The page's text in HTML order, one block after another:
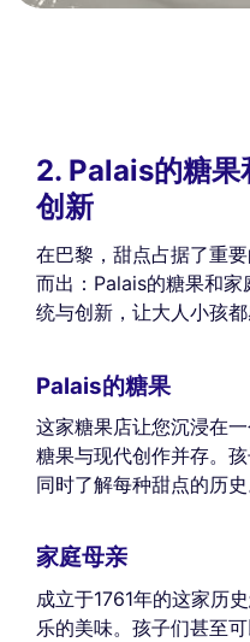
2. Palais的糖果
创新
在巴黎，甜点占据了重
而出：Palais的糖果和
统与创新，让大人小孩都
Palais的糖果
这家糖果店让您沉浸在
糖果与现代创作并存。
同时了解每种甜点的历史
家庭母亲
成立于1761年的这家历
乐的美味。孩子们甚至